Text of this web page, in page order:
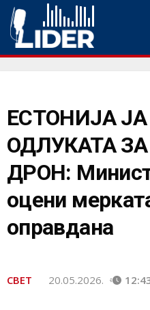
ЕСТОНИЈА
ОДЛУКАТА
ДРОН:
оцени
оправдана
СВЕТ 20.05.2026.